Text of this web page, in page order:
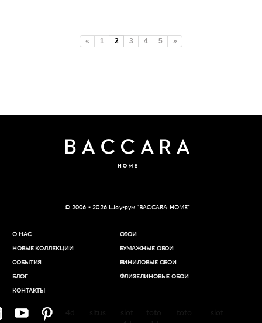
« 1 2 3 4 5 »
© 2006 - 2026 Шоу-рум “BACCARA HOME”
О НАС
НОВЫЕ КОЛЛЕКЦИИ
СОБЫТИЯ
БЛОГ
КОНТАКТЫ
ОБОИ
БУМАЖНЫЕ ОБОИ
ВИНИЛОВЫЕ ОБОИ​
ФЛИЗЕЛИНОВЫЕ ОБОИ